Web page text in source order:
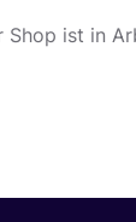
Shop ist in